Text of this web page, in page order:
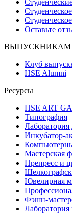
Оставьте
ВЫПУСКНИКАМ
Клуб
HSE Alumni
Ресурсы
HSE ART
Типография
Лаборатория
Инкубатор-
Мастерская
Препресс и
Ювелирная
Фэшн-
Лаборатория